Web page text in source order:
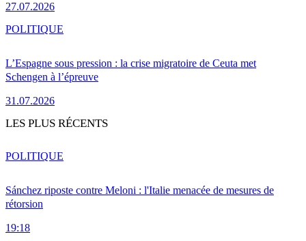
27.07.2026
L’Espagne sous pression : la crise migratoire de Ceuta met
Schengen à l’épreuve
31.07.2026
POLITIQUE
LES PLUS RÉCENTS
Sánchez riposte contre Meloni : l'Italie menacée de mesures de
rétorsion
19:18
POLITIQUE